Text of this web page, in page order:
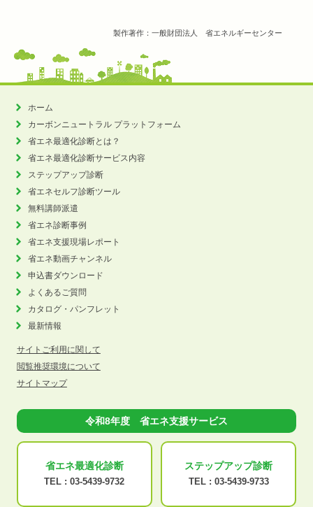
製作著作：一般財団法人 省エネルギーセンター
ホーム
カーボンニュートラル プラットフォーム
省エネ最適化診断とは？
省エネ最適化診断サービス内容
ステップアップ診断
省エネセルフ診断ツール
無料講師派遣
省エネ診断事例
省エネ支援現場レポート
省エネ動画チャンネル
申込書ダウンロード
よくあるご質問
カタログ・パンフレット
最新情報
サイトご利用に関して
閲覧推奨環境について
サイトマップ
令和8年度 省エネ支援サービス
省エネ最適化診断
TEL : 03-5439-9732
ステップアップ診断
TEL : 03-5439-9733